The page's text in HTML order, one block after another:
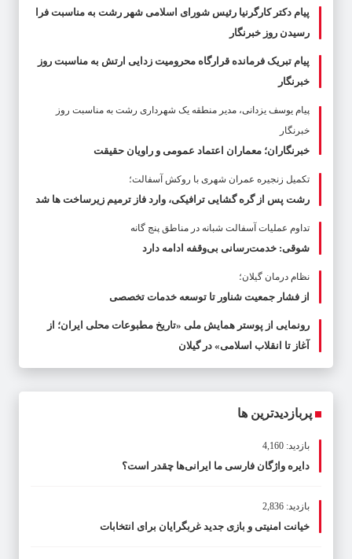
پیام دکتر کارگرنیا رئیس شورای اسلامی شهر رشت به مناسبت فرا
رسیدن روز خبرنگار
پیام تبریک فرمانده قرارگاه محرومیت‌ زدایی ارتش به مناسبت روز
خبرنگار
پیام یوسف یزدانی، مدیر منطقه یک شهرداری رشت به مناسبت روز
خبرنگار
خبرنگاران؛ معماران اعتماد عمومی و راویان حقیقت
تکمیل زنجیره عمران شهری با روکش آسفالت؛
رشت پس از گره گشایی ترافیکی، وارد فاز ترمیم زیرساخت ها شد
تداوم عملیات آسفالت‌ شبانه در مناطق پنج گانه
شوقی: خدمت‌رسانی بی‌وقفه ادامه دارد
نظام درمان گیلان؛
از فشار جمعیت شناور تا توسعه خدمات تخصصی
رونمایی از پوستر همایش ملی «تاریخ مطبوعات محلی ایران؛ از
آغاز تا انقلاب اسلامی» در گیلان
پربازدیدترین ها
بازدید: 4,160
دایره واژگان فارسی ما ایرانی‌ها چقدر است؟
بازدید: 2,836
خیانت امنیتی و بازی جدید غربگرایان برای انتخابات